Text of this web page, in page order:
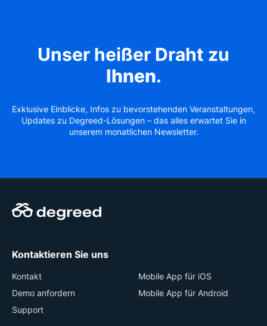
Unser heißer Draht zu
Ihnen.
Exklusive Einblicke, Infos zu bevorstehenden Veranstaltungen,
Updates zu Degreed-Lösungen – das alles erwartet Sie in
unserem monatlichen Newsletter.
Kontaktieren Sie uns
Kontakt
Demo anfordern
Support
Mobile App für iOS
Mobile App für Android